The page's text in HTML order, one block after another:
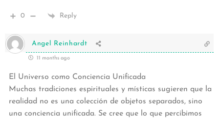
0 Reply
Angel Reinhardt
11 months ago
El Universo como Conciencia Unificada
Muchas tradiciones espirituales y místicas sugieren que la
realidad no es una colección de objetos separados, sino
una conciencia unificada. Se cree que lo que percibimos